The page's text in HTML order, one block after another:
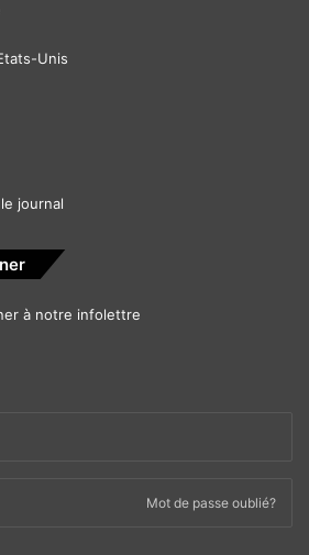
Unis
journal
à notre infolettre
Mot de passe oublié?